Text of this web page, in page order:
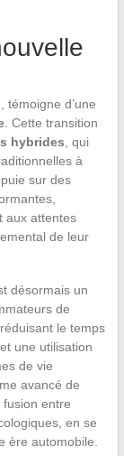
témoigne d’une
. Cette transition
hybrides , qui
à
sur des
aux attentes
de leur
désormais un
de
le temps
une utilisation
de vie
avancé de
entre
en se
ère automobile.